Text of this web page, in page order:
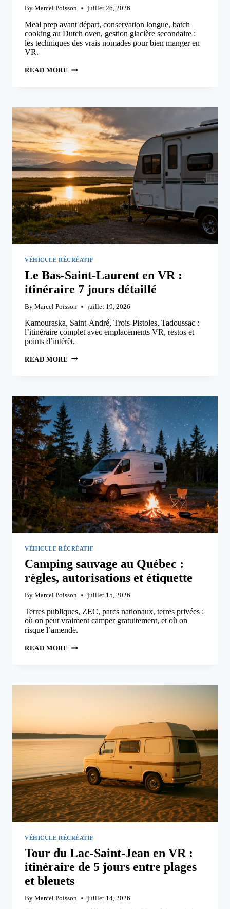
By Marcel Poisson juillet 26, 2026
Meal prep avant départ, conservation longue, batch
cooking au Dutch oven, gestion glacière secondaire :
les techniques des vrais nomades pour bien manger en
VR.
READ MORE CUISINE
TRUCS
DES
PROS
NOMADES
VÉHICULE RÉCRÉATIF
Le Bas-Saint-Laurent en VR :
itinéraire 7 jours détaillé
By Marcel Poisson juillet 19, 2026
Kamouraska, Saint-André, Trois-Pistoles, Tadoussac :
l’itinéraire complet avec emplacements VR, restos et
points d’intérêt.
READ MORE LE
:
ITINÉRAIRE
7
JOURS
DÉTAILLÉ
VÉHICULE RÉCRÉATIF
Camping sauvage au Québec :
règles, autorisations et étiquette
By Marcel Poisson juillet 15, 2026
Terres publiques, ZEC, parcs nationaux, terres privées :
où on peut vraiment camper gratuitement, et où on
risque l’amende.
READ MORE CAMPING
VÉHICULE RÉCRÉATIF
Tour du Lac-Saint-Jean en VR :
itinéraire de 5 jours entre plages
et bleuets
By Marcel Poisson juillet 14, 2026